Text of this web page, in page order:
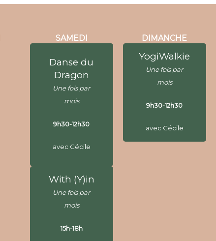
SAMEDI
Danse du
Dragon
Une fois par
mois
9h30-12h30
avec Cécile
Danse du
Dragon
Une fois par
With (Y)in
Une fois par
mois
15h-18h
Yin Yoga
Une fois par
DIMANCHE
YogiWalkie
Une fois par
mois
9h30-12h30
avec Cécile
YogiWalkie
Une fois par